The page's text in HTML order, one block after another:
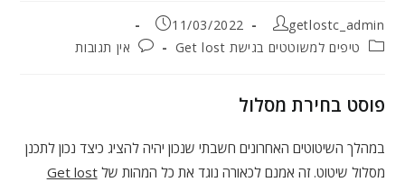
מחבר:
getlostc_admin פורסם:
11/03/2022
קטגוריה:טיפים למשוטטים בגישת Get lost תגובות:אין תגובות
פוסט בחירת מסלול
במהלך השיטוטים האחרונים חשבתי שנכון יהיה להציג כיצד נכון לתכנן
מסלול שיטוט. זה אמנם לכאורה נוגד את כל המהות שלGet lost